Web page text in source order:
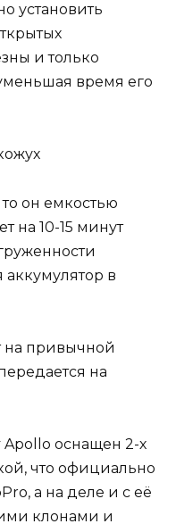
установить
и только
время его
то он емкостью
на 10-15 минут
аккумулятор в
на привычной
на
Apollo оснащен 2-х
что официально
а на деле и с её
клонами и